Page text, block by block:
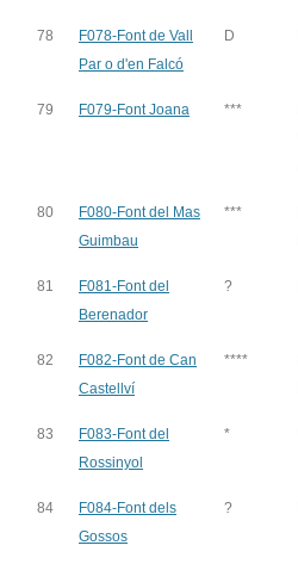
78
F078-Font de Vall
Par o d'en Falcó
D
79 F079-Font Joana ***
80
F080-Font del Mas
Guimbau
***
81
F081-Font del
Berenador
?
82
F082-Font de Can
Castellví
****
83
F083-Font del
Rossinyol
*
84
F084-Font dels
Gossos
?